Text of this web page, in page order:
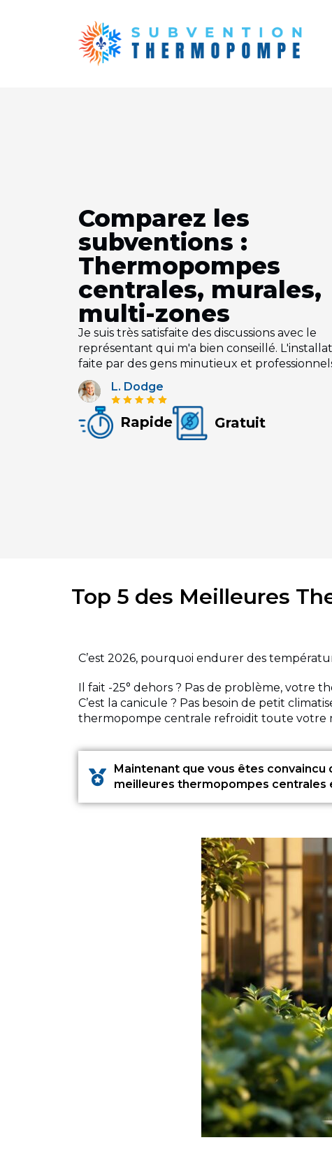
Comparez les
subventions :
Thermopompes
centrales, murales,
multi-zones
Je suis très satisfaite des discussions avec le
représentant qui m'a bien conseillé.
faite par des gens minutieux et
L. Dodge
Rapide Gratuit
Top 5 des Meilleures
C’est 2026, pourquoi endurer des
Il fait -25° dehors ? Pas de problème,
C’est la canicule ? Pas besoin de petit
thermopompe centrale refroidit toute votre
Maintenant que vous êtes
meilleures thermopompes centrales